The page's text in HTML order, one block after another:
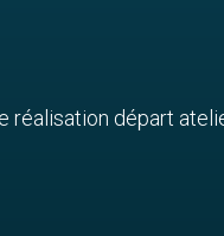
réalisation départ